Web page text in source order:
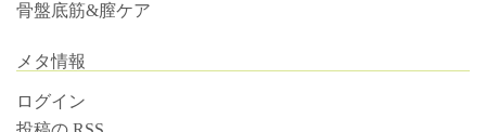
骨盤底筋&膣ケア
メタ情報
ログイン